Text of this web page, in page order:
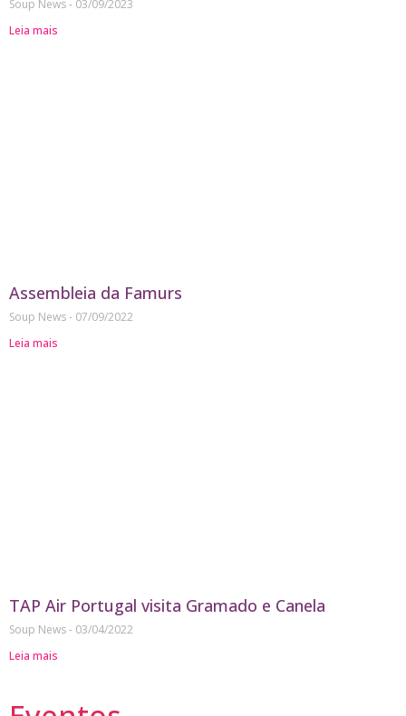
Soup News
03/09/2023
Leia mais
Assembleia da Famurs
Soup News
07/09/2022
Leia mais
TAP Air Portugal visita Gramado e Canela
Soup News
03/04/2022
Leia mais